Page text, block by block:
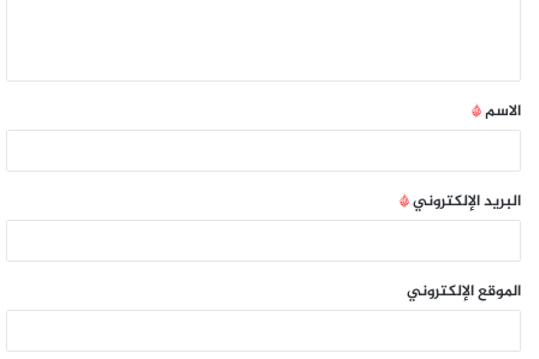
الاسم*
البريد الإلكتروني*
الموقع الإلكتروني